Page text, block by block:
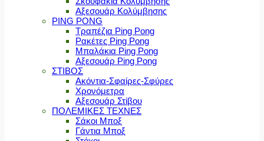
Αξεσουάρ Κολύμβησης
PING PONG
Τραπέζια Ping Pong
Ρακέτες Ping Pong
Μπαλάκια Ping Pong
Αξεσουάρ Ping Pong
ΣΤΙΒΟΣ
Ακόντια-Σφαίρες-Σφύρες
Χρονόμετρα
Αξεσουάρ Στίβου
ΠΟΛΕΜΙΚΕΣ ΤΕΧΝΕΣ
Σάκοι Μποξ
Γάντια Μποξ